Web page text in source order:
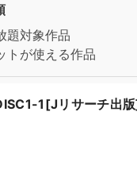
題対象作品
トが使える作品
1[Jリサーチ出